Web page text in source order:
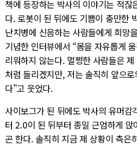
책에 등장하는 박사의 이야기는 적잖
다. 로봇이 된 뒤에도 기쁨이 충만한
난치병에 신음하는 사람들에게 희망
기념한 인터뷰에서 “몸을 자유롭게
리워하지 않는다. 멀쩡한 사람들은
처럼 들리겠지만, 저는 솔직히 앞으
다”고 웃었다.
사이보그가 된 뒤에도 박사의 유머감
터 2.0이 된 뒤부터 종일 근엄하게 앉
곤 한다. 솔직히 지금 제 상황이 측은